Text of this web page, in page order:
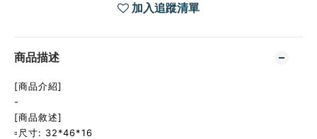
加入追蹤清單
商品描述
[商品介紹]
-
[商品敘述]
▫️ 尺寸: 32*46*16